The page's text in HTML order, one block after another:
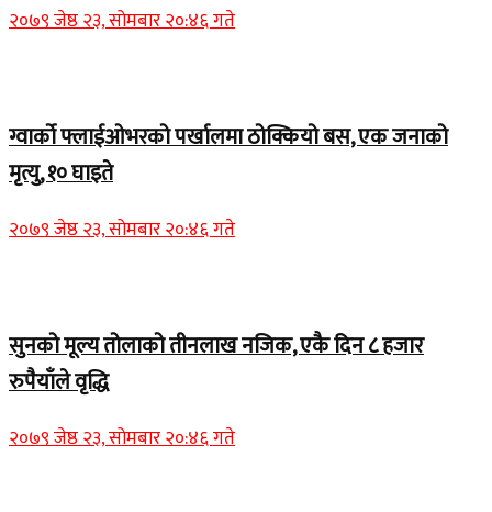
२०७९ जेष्ठ २३, सोमबार २०:४६ गते
ग्वार्को फ्लाईओभरको पर्खालमा ठोक्कियो बस, एक जनाको
मृत्यु, १० घाइते
२०७९ जेष्ठ २३, सोमबार २०:४६ गते
सुनको मूल्य तोलाको तीनलाख नजिक, एकै दिन ८ हजार
रुपैयाँले वृद्धि
२०७९ जेष्ठ २३, सोमबार २०:४६ गते